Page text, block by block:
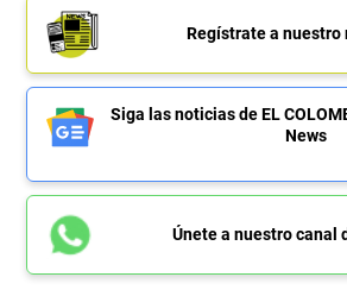
Regístrate a nuestro
Siga las noticias de EL
News
Únete a nuestro canal